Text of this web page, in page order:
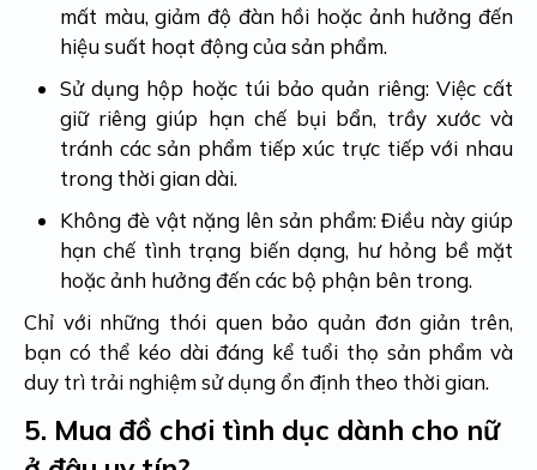
mất màu, giảm độ đàn hồi hoặc ảnh hưởng đến
hiệu suất hoạt động của sản phẩm.
Sử dụng hộp hoặc túi bảo quản riêng: Việc cất
giữ riêng giúp hạn chế bụi bẩn, trầy xước và
tránh các sản phẩm tiếp xúc trực tiếp với nhau
trong thời gian dài.
Không đè vật nặng lên sản phẩm: Điều này giúp
hạn chế tình trạng biến dạng, hư hỏng bề mặt
hoặc ảnh hưởng đến các bộ phận bên trong.
Chỉ với những thói quen bảo quản đơn giản trên,
bạn có thể kéo dài đáng kể tuổi thọ sản phẩm và
duy trì trải nghiệm sử dụng ổn định theo thời gian.
5. Mua đồ chơi tình dục dành cho nữ